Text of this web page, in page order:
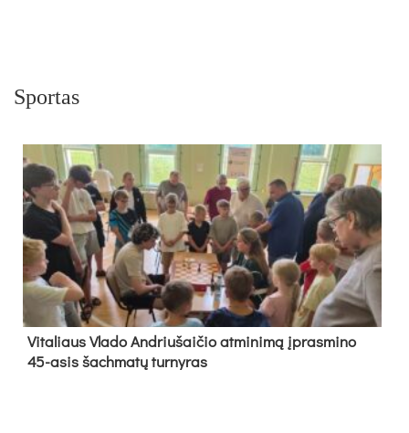
Sportas
Vi­ta­liaus Vla­do And­riu­šai­čio at­mi­ni­mą įpras­mi­no
45-asis šach­ma­tų tur­ny­ras